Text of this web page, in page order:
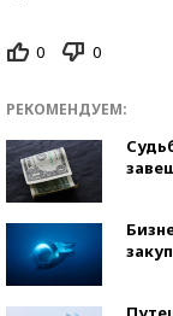
0 0
РЕКОМЕНДУЕМ: